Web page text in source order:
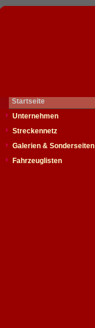
Startseite
Unternehmen
Streckennetz
Galerien & Sonderseiten
Fahrzeuglisten